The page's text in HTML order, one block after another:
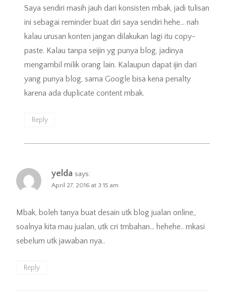
Saya sendiri masih jauh dari konsisten mbak, jadi tulisan
ini sebagai reminder buat diri saya sendiri hehe… nah
kalau urusan konten jangan dilakukan lagi itu copy-
paste. Kalau tanpa seijin yg punya blog, jadinya
mengambil milik orang lain. Kalaupun dapat ijin dari
yang punya blog, sama Google bisa kena penalty
karena ada duplicate content mbak.
Reply
yelda says:
April 27, 2016 at 3:15 am
Mbak, boleh tanya buat desain utk blog jualan online,,
soalnya kita mau jualan, utk cri tmbahan… hehehe.. mkasi
sebelum utk jawaban nya..
Reply